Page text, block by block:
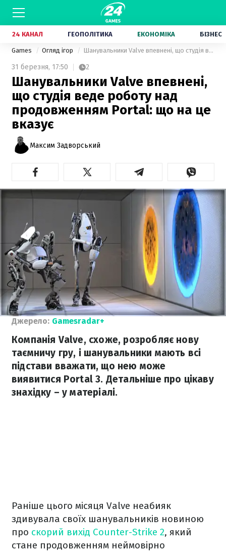
24 КАНАЛ ГЕОПОЛІТИКА ЕКОНОМІКА БІЗНЕС
Games Огляд ігор Шанувальники Valve впевнені, що студія веде роботу над продовженням Portal: що на це вказує
31 березня, 17:50 2
Шанувальники Valve впевнені,
що студія веде роботу над
продовженням Portal: що на це
вказує
Максим Задворський
Джерело: Gamesradar+
Компанія Valve, схоже, розробляє нову
таємничу гру, і шанувальники мають всі
підстави вважати, що нею може
виявитися Portal 3. Детальніше про цікаву
знахідку – у матеріалі.
Раніше цього місяця Valve неабияк
здивувала своїх шанувальників новиною
про скорий вихід Counter-Strike 2, який
стане продовженням неймовірно